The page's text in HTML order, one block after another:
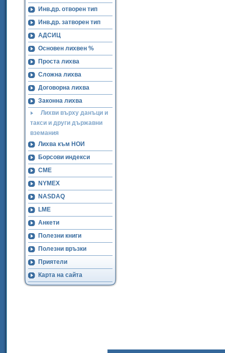
Инв.др. отворен тип
Инв.др. затворен тип
АДСИЦ
Основен лихвен %
Проста лихва
Сложна лихва
Договорна лихва
Законна лихва
Лихви върху данъци и
такси и други държавни
вземания
Лихва към НОИ
Борсови индекси
CME
NYMEX
NASDAQ
LME
Анкети
Полезни книги
Полезни връзки
Приятели
Карта на сайта